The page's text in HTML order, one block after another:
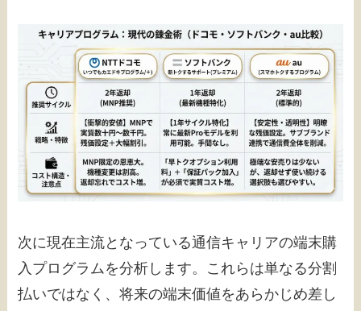
次に現在主流となっている通信キャリアの端末購
入プログラムを分析します。これらは単なる分割
払いではなく、将来の端末価値をあらかじめ差し